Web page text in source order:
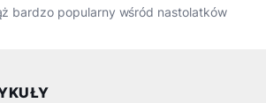
bardzo popularny wśród nastolatków